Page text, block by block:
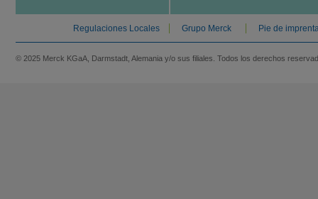
Regulaciones Locales Grupo Merck Pie de
© 2025 Merck KGaA, Darmstadt, Alemania y/o sus filiales. Todos los derechos